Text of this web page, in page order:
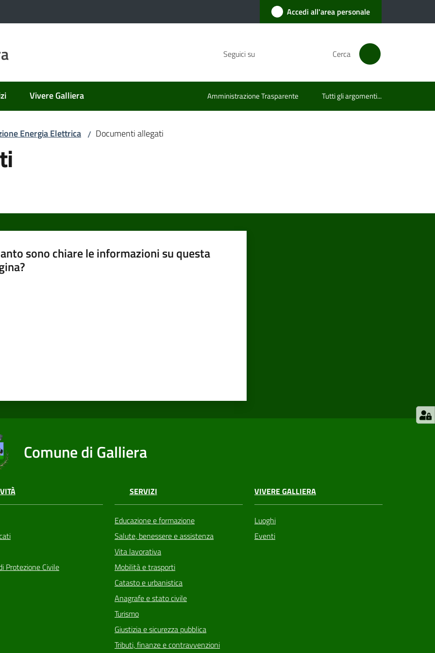
Accedi all'area personale
Seguici su Cerca
Vivere Galliera Amministrazione Trasparente Tutti gli argomenti...
Energia Elettrica / Documenti allegati
sono chiare le informazioni su questa
Comune di Galliera
Protezione Civile
SERVIZI
Educazione e formazione
Salute, benessere e assistenza
Vita lavorativa
Mobilità e trasporti
Catasto e urbanistica
Anagrafe e stato civile
Turismo
Giustizia e sicurezza pubblica
Tributi, finanze e contravvenzioni
VIVERE GALLIERA
Luoghi
Eventi